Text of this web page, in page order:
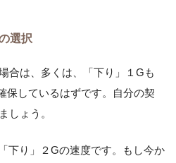
選択
合は、多くは、「下り」１Gも
保しているはずです。自分の契
しょう。
下り」２Gの速度です。もし今か